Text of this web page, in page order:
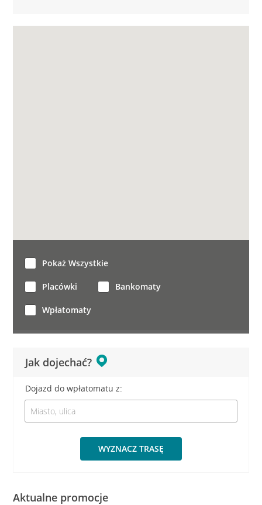
Jak dojechać?
Dojazd do wpłatomatu z:
WYZNACZ TRASĘ
Pokaż Wszystkie
Placówki Bankomaty
Wpłatomaty
Aktualne promocje